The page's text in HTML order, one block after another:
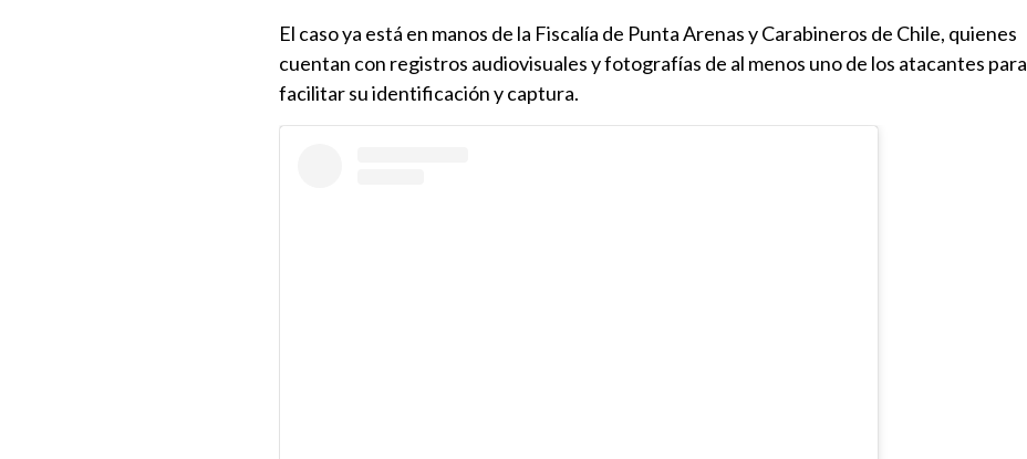
El caso ya está en manos de la Fiscalía de Punta Arenas y Carabineros de Chile, quienes
cuentan con registros audiovisuales y fotografías de al menos uno de los atacantes para
facilitar su identificación y captura.